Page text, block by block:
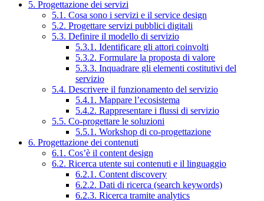
5. Progettazione dei servizi
5.1. Cosa sono i servizi e il service design
5.2. Progettare servizi pubblici digitali
5.3. Definire il modello di servizio
5.3.1. Identificare gli attori coinvolti
5.3.2. Formulare la proposta di valore
5.3.3. Inquadrare gli elementi costitutivi del
servizio
5.4. Descrivere il funzionamento del servizio
5.4.1. Mappare l’ecosistema
5.4.2. Rappresentare i flussi di servizio
5.5. Co-progettare le soluzioni
5.5.1. Workshop di co-progettazione
6. Progettazione dei contenuti
6.1. Cos’è il content design
6.2. Ricerca utente sui contenuti e il linguaggio
6.2.1. Content discovery
6.2.2. Dati di ricerca (search keywords)
6.2.3. Ricerca tramite analytics